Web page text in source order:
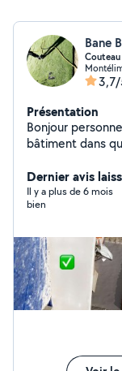
Bane
Couteau
Présentation
Bonjour
bâtiment dans
mais très peu
Dernier avis
Il y a plus de 6 mois
bien